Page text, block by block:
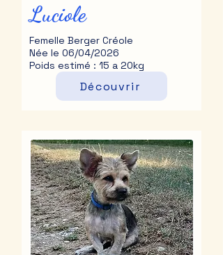
Luciole
Femelle Berger Créole
Née le 06/04/2026
Poids estimé : 15 a 20kg
Découvrir